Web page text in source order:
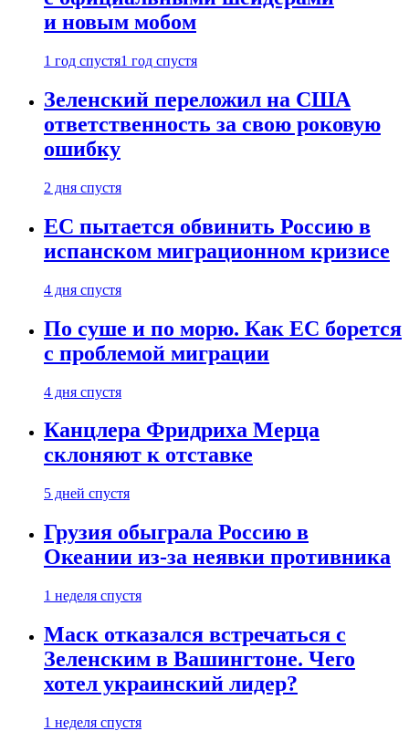
и новым мобом
1 год спустя1 год спустя
Зеленский переложил на США
ответственность за свою роковую
ошибку
2 дня спустя
ЕС пытается обвинить Россию в
испанском миграционном кризисе
4 дня спустя
По суше и по морю. Как ЕС борется
с проблемой миграции
4 дня спустя
Канцлера Фридриха Мерца
склоняют к отставке
5 дней спустя
Грузия обыграла Россию в
Океании из-за неявки противника
1 неделя спустя
Маск отказался встречаться с
Зеленским в Вашингтоне. Чего
хотел украинский лидер?
1 неделя спустя